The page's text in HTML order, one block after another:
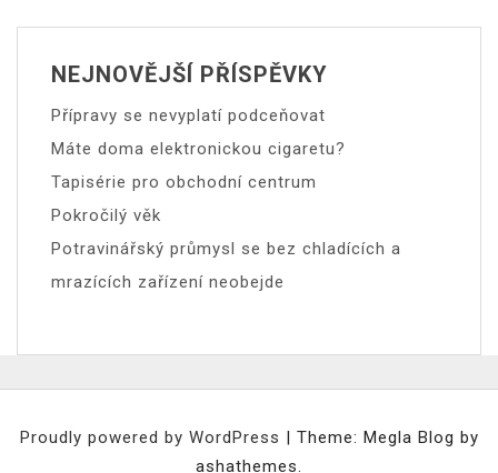
NEJNOVĚJŠÍ PŘÍSPĚVKY
Přípravy se nevyplatí podceňovat
Máte doma elektronickou cigaretu?
Tapisérie pro obchodní centrum
Pokročilý věk
Potravinářský průmysl se bez chladících a
mrazících zařízení neobejde
Proudly powered by WordPress
Theme: Megla Blog by
ashathemes.